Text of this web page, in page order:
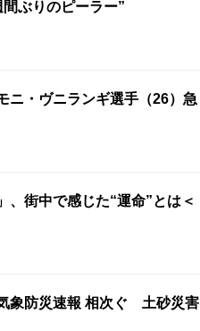
ぶりのピーラー”
ニ・ヴニランギ選手（26）急
、街中で感じた“運命”とは＜
象防災速報 相次ぐ 土砂災害